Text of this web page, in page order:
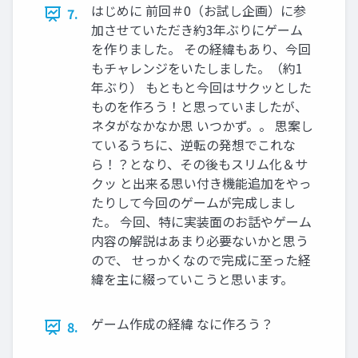
7.
はじめに 前回＃0（お試し企画）に参
加させていただき約3年ぶりにゲーム
を作りました。 その経緯もあり、今回
もチャレンジをいたしました。（約1
年ぶり） もともと今回はサクッとした
ものを作ろう！と思っていましたが、
ネタがなかなか思 いつかず。。 思案し
ているうちに、逆転の発想でこれな
ら！？となり、その後もスリム化＆サ
クッ と出来る思い付き機能追加をやっ
たりして今回のゲームが完成しまし
た。 今回、特に実装面のお話やゲーム
内容の解説はあまり必要ないかと思う
ので、 せっかくなので完成に至った経
緯を主に綴っていこうと思います。
8. ゲーム作成の経緯 なに作ろう？